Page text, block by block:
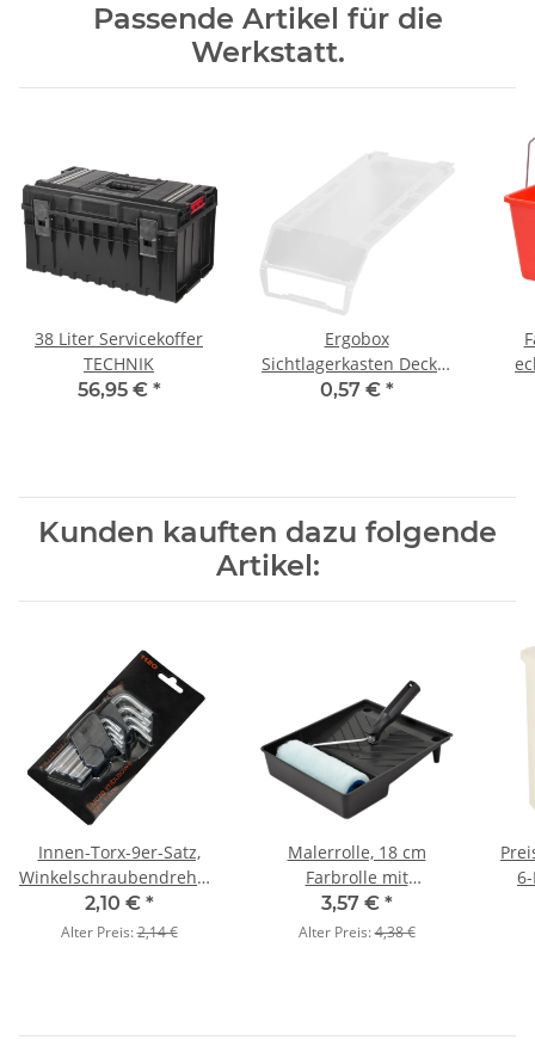
Passende Artikel für die
Werkstatt.
38 Liter Servicekoffer
TECHNIK
56,95 € *
Ergobox
Sichtlagerkasten Deckel
1,3 Liter
0,57 € *
Kunden kauften dazu folgende
Artikel:
Innen-Torx-9er-Satz,
Winkelschraubendreher-
Satz T10–T50 Small
2,10 € *
Alter Preis:2,14 €
Malerrolle, 18 cm
Farbrolle mit
Farbwanne, Malerset
3,57 € *
Alter Preis:4,38 €